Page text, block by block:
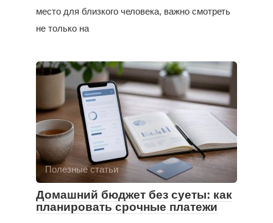
место для близкого человека, важно смотреть
не только на
Полезные статьи
Домашний бюджет без суеты: как
планировать срочные платежи